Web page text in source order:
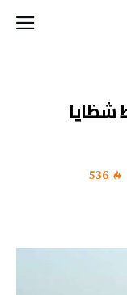
شظايا
536